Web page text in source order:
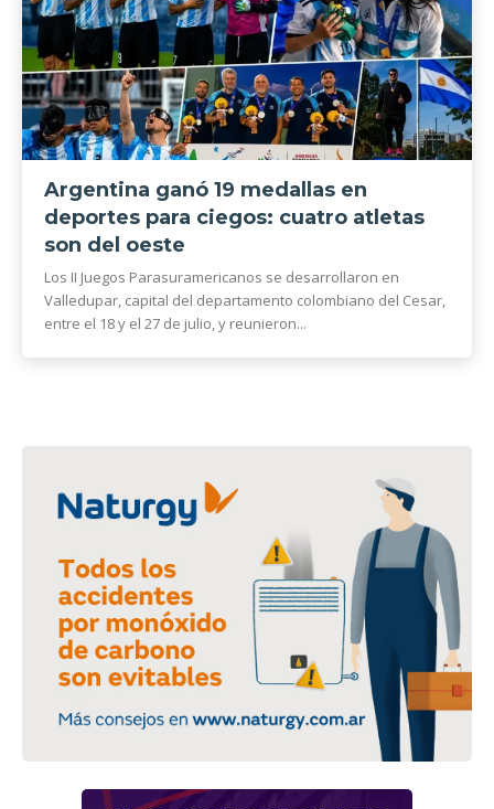
Argentina ganó 19 medallas en
deportes para ciegos: cuatro atletas
son del oeste
Los II Juegos Parasuramericanos se desarrollaron en
Valledupar, capital del departamento colombiano del Cesar,
entre el 18 y el 27 de julio, y reunieron...